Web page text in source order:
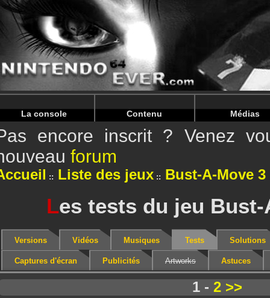
Warning: Undefined array key "HTTP_REFERER" in /
Warning: Undefined array key "HTTP_REFERER" in /
La console Contenu Médias
encore inscrit ? Venez
forum
Liste des jeux Bust-A-Move 3
Les tests du jeu Bust-
Versions Vidéos Musiques Tests Solutions
Captures d'écran Publicités Artworks Astuces
1 - 2>>